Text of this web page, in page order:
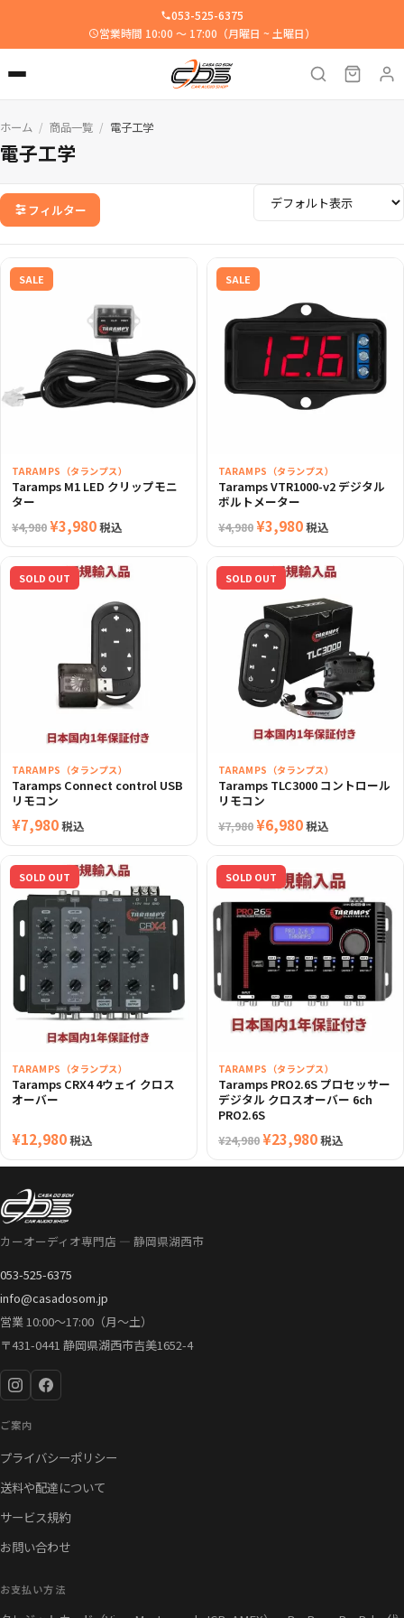
053-525-6375
営業時間 10:00 ～ 17:00（月曜日 ~ 土曜日）
ホーム / 商品一覧 / 電子工学
電子工学
フィルター
SALE
TARAMPS（タランプス）
Taramps M1 LED クリップモニ
ター
¥4,980元
価
格
で
し
た。
¥3,980現
の
格
は
¥3,980
で
す。
税込
SALE
TARAMPS（タランプス）
Taramps VTR1000-v2 デジタル
ボルトメーター
¥4,980元
価
格
は
¥4,980
で
た。
¥3,980現
の
格
は
¥3,980
で
す。
税込
SOLD OUT
TARAMPS（タランプス）
Taramps Connect control USB
リモコン
¥7,980税込
SOLD OUT
TARAMPS（タランプス）
Taramps TLC3000 コントロール
リモコン
¥7,980元
価
格
は
¥7,980
で
た。
¥6,980現
の
価
は
¥6,980
す。
税込
SOLD OUT
TARAMPS（タランプス）
Taramps CRX4 4ウェイ クロス
オーバー
¥12,980税込
SOLD OUT
TARAMPS（タランプス）
Taramps PRO2.6S プロセッサー
デジタル クロスオーバー 6ch
PRO2.6S
¥24,980元
¥23,980現
税込
カーオーディオ専門店 — 静岡県湖西市
053-525-6375
info@casadosom.jp
営業 10:00〜17:00（月〜土）
〒431-0441 静岡県湖西市吉美1652-4
ご案内
プライバシーポリシー
送料や配達について
サービス規約
お問い合わせ
お支払い方法